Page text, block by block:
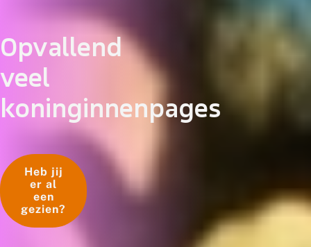
Opvallend
veel
koninginnenpages
Heb jij
er al
een
gezien?